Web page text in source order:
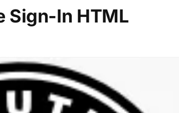
Sign-In HTML